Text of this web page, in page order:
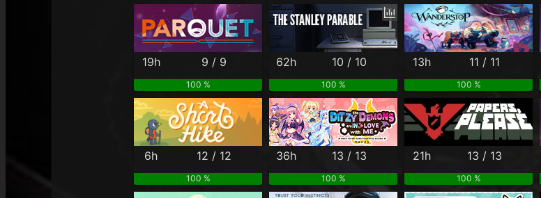
19h 9 / 9
100 %
62h 10 / 10
100 %
13h 11 / 11
100 %
6h 12 / 12
100 %
36h 13 / 13
100 %
21h 13 / 13
100 %